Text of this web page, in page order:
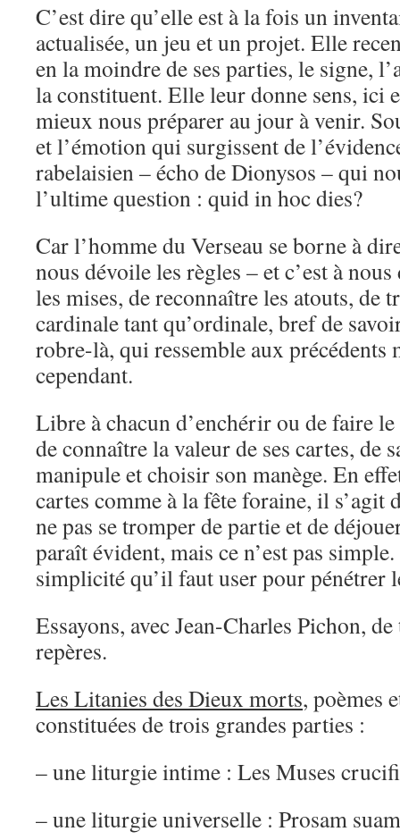
C’est dire qu’elle est à la fois un
actualisée, un jeu et un projet. Elle
en la moindre de ses parties, le signe,
la constituent. Elle leur donne sens, ici
mieux nous préparer au jour à venir.
et l’émotion qui surgissent de
rabelaisien – écho de Dionysos – qui
l’ultime question : quid in hoc dies?
Car l’homme du Verseau se borne à
nous dévoile les règles – et c’est à
les mises, de reconnaître les atouts, de
cardinale tant qu’ordinale, bref de
robre-là, qui ressemble aux précédents
cependant.
Libre à chacun d’enchérir ou de faire
de connaître la valeur de ses cartes, de
manipule et choisir son manège. En
cartes comme à la fête foraine, il s’agit
ne pas se tromper de partie et de
paraît évident, mais ce n’est pas
simplicité qu’il faut user pour pénétrer
Essayons, avec Jean-Charles Pichon,
repères.
Les Litanies des Dieux morts, poèmes
constituées de trois grandes parties :
– une liturgie intime : Les Muses
– une liturgie universelle : Prosam